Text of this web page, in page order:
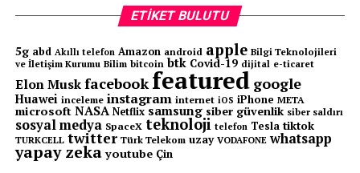
ETIKET BULUTU
5g abd Akıllı telefon Amazon android apple Bilgi Teknolojileri
ve İletişim Kurumu Bilim bitcoin btk Covid-19 dijital e-ticaret
Elon Muskfacebook featured google
Huawei inceleme instagram internet iOS iPhone META
microsoft NASA Netflix samsung siber güvenlik siber saldırı
sosyal medya SpaceX teknoloji telefon Tesla tiktok
TURKCELL twitter Türk Telekom uzay VODAFONE whatsapp
yapay zeka youtube Çin